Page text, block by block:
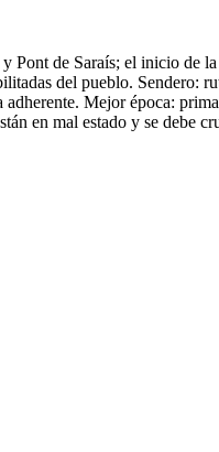
de Saraís; el inicio de
del pueblo. Sendero:
Mejor época:
en mal estado y se debe